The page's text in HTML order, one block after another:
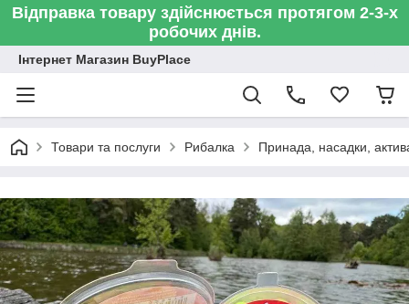
Відправка товару здійснюється протягом 2-3-х
робочих днів.
Інтернет Магазин BuyPlace
Товари та послуги Рибалка Принада, насадки,